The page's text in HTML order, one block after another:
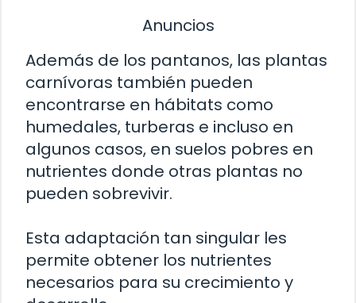
Anuncios
Además de los pantanos, las plantas
carnívoras también pueden
encontrarse en hábitats como
humedales, turberas e incluso en
algunos casos, en suelos pobres en
nutrientes donde otras plantas no
pueden sobrevivir.
Esta adaptación tan singular les
permite obtener los nutrientes
necesarios para su crecimiento y